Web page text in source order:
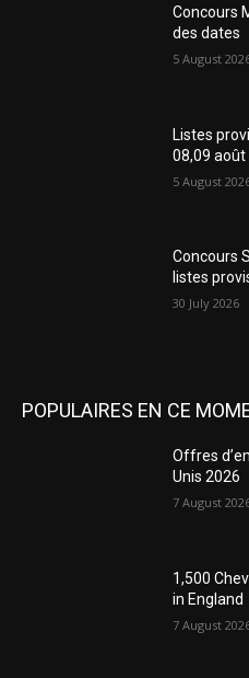
Concours
des dates
5 August
Listes
08,09 août
5 August
Concours
listes
30 July 2026
POPULAIRES EN CE
Offres
Unis 2026
7 August
1,500
in England
7 August